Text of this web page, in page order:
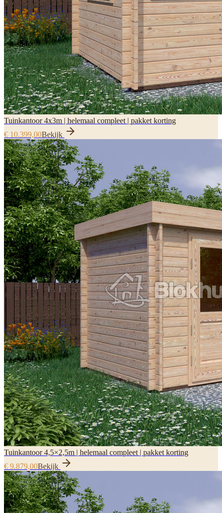
Tuinkantoor 4x3m | helemaal compleet | pakket korting
€ 10.399,00Bekijk
Tuinkantoor 4,5×2,5m | helemaal compleet | pakket korting
€ 9.879,00Bekijk